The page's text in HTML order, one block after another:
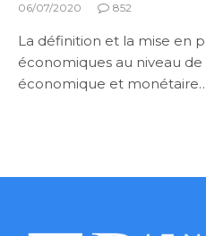
06/07/2020 852
La définition et la mise en
économiques au niveau de
économique et